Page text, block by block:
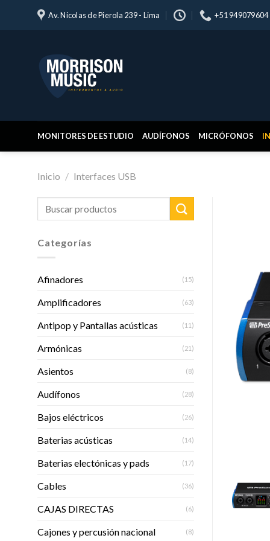
Av. Nicolas de Pierola 239 - Lima +51 949079604
MONITORES DE ESTUDIO AUDÍFONOS MICRÓFONOS
Inicio / Interfaces USB
Categorías
Afinadores (15)
Amplificadores (63)
Antipop y Pantallas acústicas (11)
Armónicas (21)
Asientos (8)
Audífonos (28)
Bajos eléctricos (26)
Baterias acústicas (14)
Baterias electónicas y pads (17)
Cables (36)
CAJAS DIRECTAS (6)
Cajones y percusión nacional (8)